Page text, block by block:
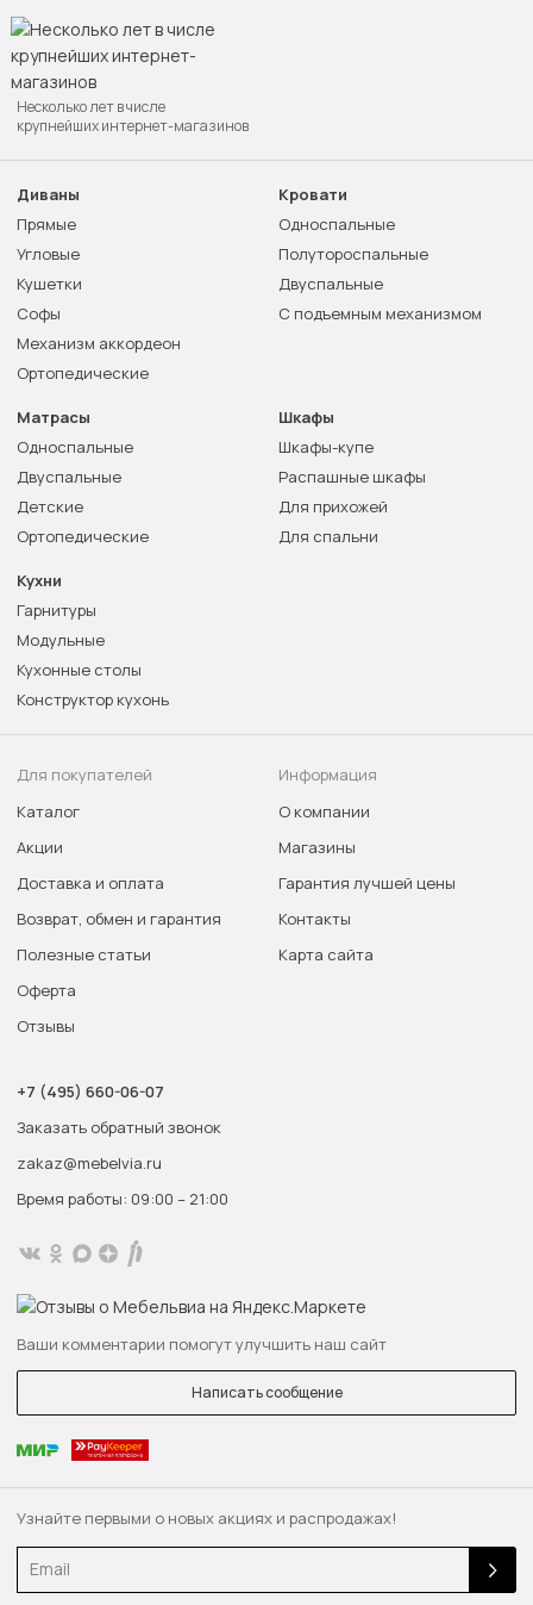
Узнайте первыми о новых акциях и распродажах!
Email
Несколько лет в числе
крупнейших интернет-магазинов
Диваны
Прямые
Угловые
Кушетки
Софы
Механизм аккордеон
Ортопедические
Кровати
Односпальные
Полутороспальные
Двуспальные
С подъемным механизмом
Матрасы
Односпальные
Двуспальные
Детские
Ортопедические
Шкафы
Шкафы-купе
Распашные шкафы
Для прихожей
Для спальни
Кухни
Гарнитуры
Модульные
Кухонные столы
Конструктор кухонь
Для покупателей
Каталог
Акции
Доставка и оплата
Возврат, обмен и гарантия
Полезные статьи
Оферта
Отзывы
Информация
О компании
Магазины
Гарантия лучшей цены
Контакты
Карта сайта
+7 (495) 660-06-07
Заказать обратный звонок
zakaz@mebelvia.ru
Время работы: 09:00 – 21:00
Ваши комментарии помогут улучшить наш сайт
Написать сообщение